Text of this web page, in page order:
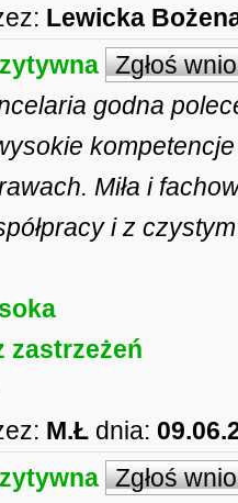
Lewicka
Zgłoś
godna
Miła i
i z
zastrzeżeń
M.Ł dnia:
Zgłoś